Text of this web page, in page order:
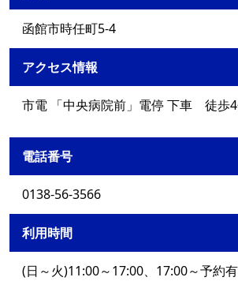
函館市時任町5-4
アクセス情報
市電 「中央病院前」電停 下車 徒歩
電話番号
0138-56-3566
利用時間
(日～火)11:00～17:00、17:00～予約有